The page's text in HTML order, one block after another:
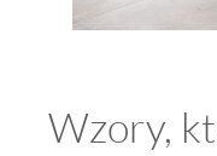
Wzory,